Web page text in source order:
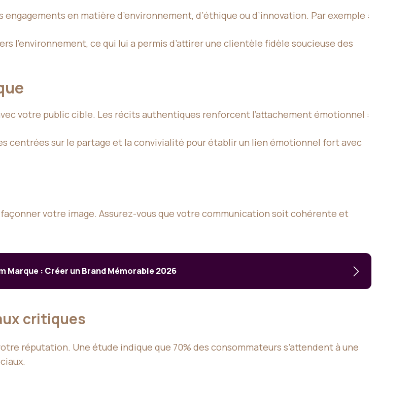
en matière d’environnement, d’éthique ou d’innovation. Par exemple :
l’environnement, ce qui lui a permis d’attirer une clientèle fidèle soucieuse des
votre public cible. Les récits authentiques renforcent l’attachement émotionnel :
centrées sur le partage et la convivialité pour établir un lien émotionnel fort avec
votre image. Assurez-vous que votre communication soit cohérente et
Marque : Créer un Brand Mémorable 2026
critiques
réputation. Une étude indique que 70% des consommateurs s’attendent à une